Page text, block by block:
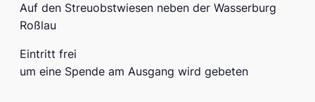
Auf den Streuobstwiesen neben der Wasserburg
Roßlau
Eintritt frei
um eine Spende am Ausgang wird gebeten